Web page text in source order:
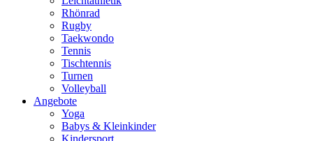
Rhönrad
Rugby
Taekwondo
Tennis
Tischtennis
Turnen
Volleyball
Angebote
Yoga
Babys & Kleinkinder
Kindersport